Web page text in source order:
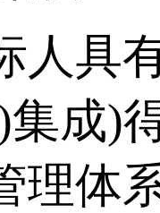
人具
集成)
理体